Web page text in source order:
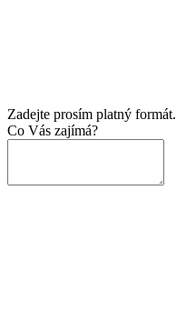
Zadejte prosím platný formát.
Co Vás zajímá?